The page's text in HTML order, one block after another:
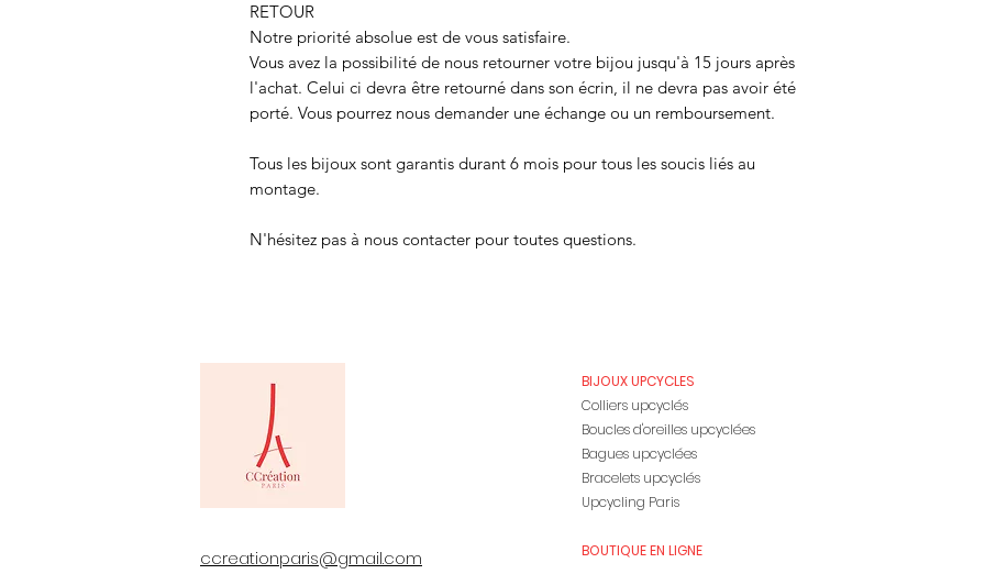
RETOUR
Notre priorité absolue est de vous satisfaire.
Vous avez la possibilité de nous retourner votre bijou jusqu'à 15 jours après
l'achat. Celui ci devra être retourné dans son écrin, il ne devra pas avoir été
porté. Vous pourrez nous demander une échange ou un remboursement.
Tous les bijoux sont garantis durant 6 mois pour tous les soucis liés au
montage.
N'hésitez pas à nous contacter pour toutes questions.
ccreationparis@gmail.com
BIJOUX UPCYCLES
Colliers upcyclés
Boucles d'oreilles upcyclées
Bagues upcyclées
Bracelets upcyclés
Upcycling Paris
BOUTIQUE EN LIGNE